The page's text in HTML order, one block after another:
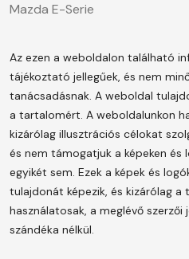
Mazda E-Serie
Az ezen a weboldalon található
tájékoztató jellegűek, és nem
tanácsadásnak. A weboldal
a tartalomért. A weboldalunkon
kizárólag illusztrációs célokat
és nem támogatjuk a képeken és
egyikét sem. Ezek a képek és
tulajdonát képezik, és kizárólag a
használatosak, a meglévő
szándéka nélkül.